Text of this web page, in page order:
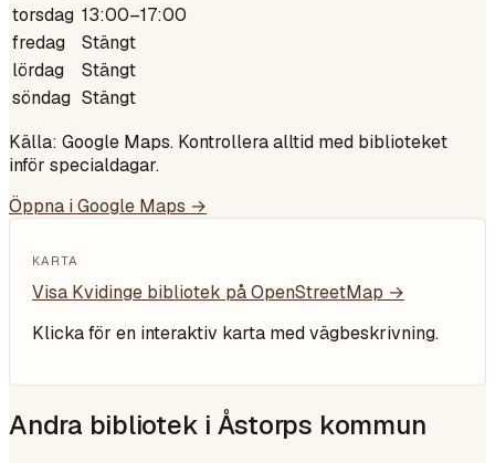
torsdag 13:00–17:00
fredag
Stängt
lördag
Stängt
söndag Stängt
Källa: Google Maps. Kontrollera alltid med biblioteket
inför specialdagar.
Öppna i Google Maps →
KARTA
Visa Kvidinge bibliotek på OpenStreetMap →
Klicka för en interaktiv karta med vägbeskrivning.
Andra bibliotek i Åstorps kommun